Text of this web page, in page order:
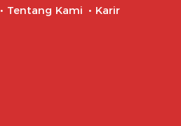
Tentang Kami Karir